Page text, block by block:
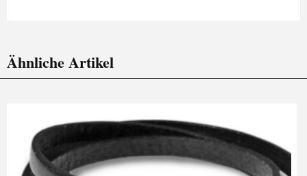
Ähnliche Artikel